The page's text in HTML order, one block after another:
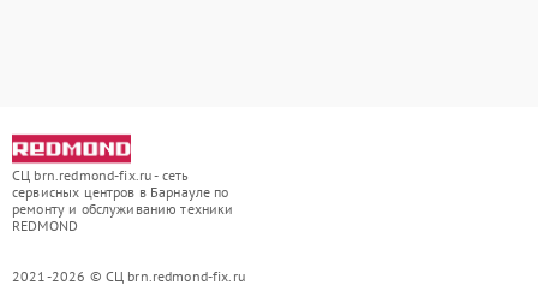
СЦ brn.redmond-fix.ru - сеть
сервисных центров в Барнауле по
ремонту и обслуживанию техники
REDMOND
2021-2026 © СЦ brn.redmond-fix.ru